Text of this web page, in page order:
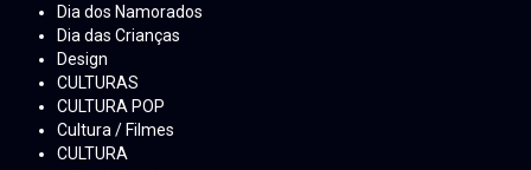
Dia dos Namorados
Dia das Crianças
Design
CULTURAS
CULTURA POP
Cultura / Filmes
CULTURA